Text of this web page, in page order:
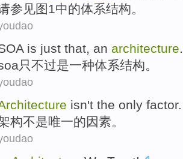
参见图1中的体系结构。
is just that, an architecture.
只不过是一种体系结构。
isn't the only factor.
构不是唯一的因素。